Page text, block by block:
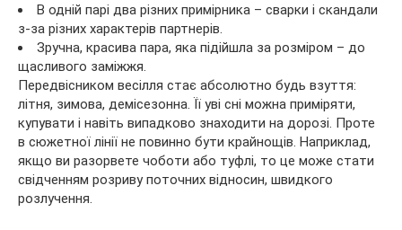
В одній парі два різних примірника – сварки і скандали
з-за різних характерів партнерів.
Зручна, красива пара, яка підійшла за розміром – до
щасливого заміжжя.
Передвісником весілля стає абсолютно будь взуття:
літня, зимова, демісезонна. Її уві сні можна приміряти,
купувати і навіть випадково знаходити на дорозі. Проте
в сюжетної лінії не повинно бути крайнощів. Наприклад,
якщо ви разорвете чоботи або туфлі, то це може стати
свідченням розриву поточних відносин, швидкого
розлучення.